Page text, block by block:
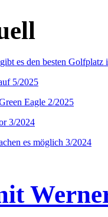
es den besten
5/2025
Eagle 2/2025
3/2024
es möglich 3/2024